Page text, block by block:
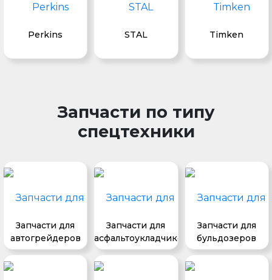
Perkins STAL Timken
Запчасти по типу
спецтехники
Запчасти для
автогрейдеров
Запчасти для
асфальтоукладчиков
Запчасти для
бульдозеров